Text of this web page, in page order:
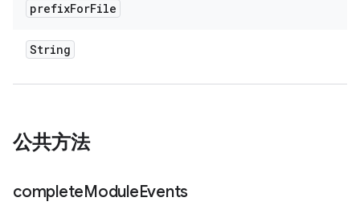
prefixForFile
String
公共方法
completeModuleEvents